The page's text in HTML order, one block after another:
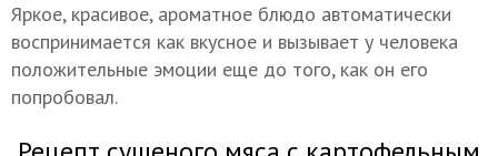
Яркое, красивое, ароматное блюдо автоматически
воспринимается как вкусное и вызывает у человека
положительные эмоции еще до того, как он его
попробовал.